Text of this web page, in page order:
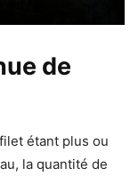
de
étant plus ou
la quantité de